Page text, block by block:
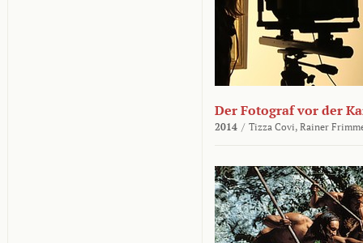
Der Fotograf vor der
2014 / Tizza Covi, Rainer